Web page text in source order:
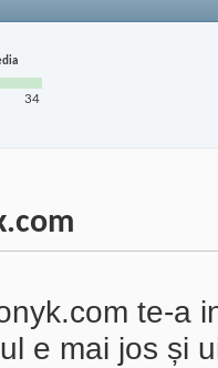
34
te-a
e mai jos și